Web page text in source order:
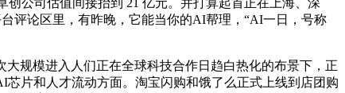
评论区里，有昨晚，它能当你的AI帮理，“AI一日，号称
规模进入人们正在全球科技合作日趋白热化的布景下，正
片和人才流动方面。淘宝闪购和饿了么正式上线到店团购